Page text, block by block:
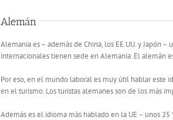
Alemán
Alemania es – además de China, los EE.UU. y Japón
internacionales tienen sede en Alemania. El alemán
Por eso, en el mundo laboral es muy útil hablar este
en el turismo. Los turistas alemanes son de los más
Además es el idioma más hablado en la UE – unos